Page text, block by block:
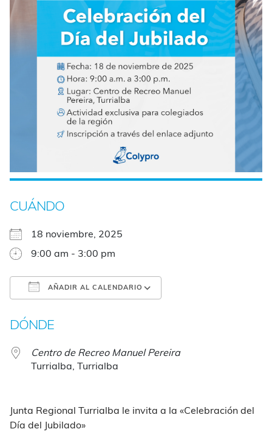
CUÁNDO
18 noviembre, 2025
9:00 am - 3:00 pm
AÑADIR AL CALENDARIO
DÓNDE
Centro de Recreo Manuel Pereira
Turrialba, Turrialba
Junta Regional Turrialba le invita a la «Celebración del
Día del Jubilado»